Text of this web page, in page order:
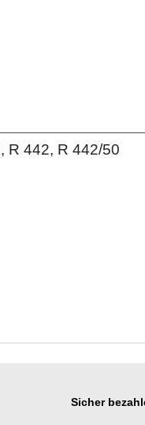
R 442, R 442/50
Sicher